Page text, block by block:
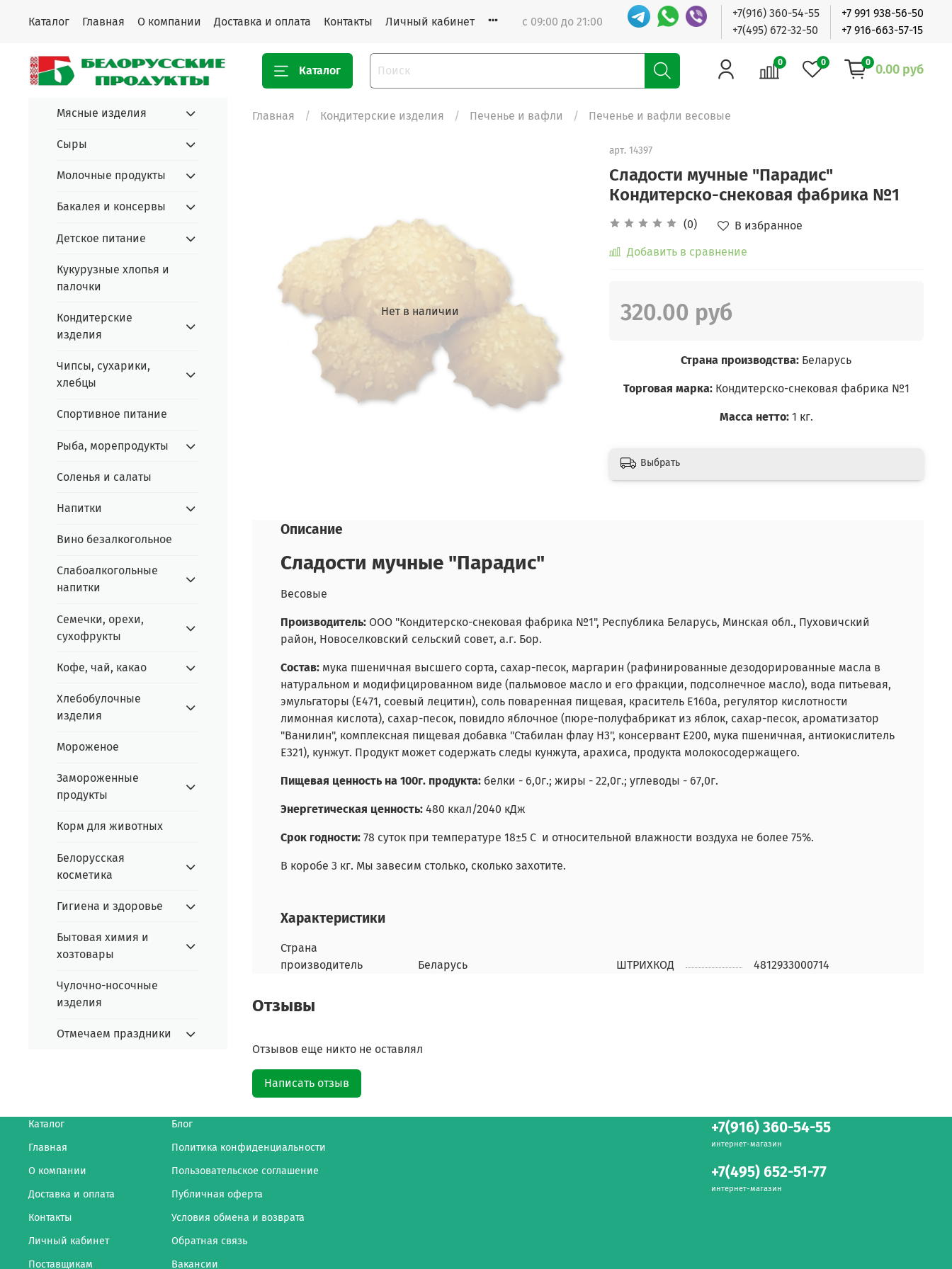
Каталог Главная О компании Доставка и оплата Контакты Личный кабинет с 09:00 до 21:00
+7(916) 360-54-55
+7(495) 672-32-50
+7 991 938-56-50
+7 916-663-57-15
Каталог
0 0 0 0.00 руб
Главная Кондитерские изделия Печенье и вафли Печенье и вафли весовые
Нет в наличии
арт. 14397
Сладости мучные "Парадис"
Кондитерско-снековая фабрика №1
(0)
В избранное
Добавить в сравнение
320.00 руб
Страна производства: Беларусь
Торговая марка:Кондитерско-снековая фабрика №1
Масса нетто: 1 кг.
Выбрать
Описание
Сладости мучные "Парадис"
Весовые
Производитель:ООО "Кондитерско-снековая фабрика №1", Республика Беларусь, Минская обл., Пуховичский
район, Новоселковский сельский совет, а.г. Бор.
Состав:мука пшеничная высшего сорта, сахар-песок, маргарин (рафинированные дезодорированные масла в
натуральном и модифицированном виде (пальмовое масло и его фракции, подсолнечное масло), вода питьевая,
эмульгаторы (Е471, соевый лецитин), соль поваренная пищевая, краситель Е160а, регулятор кислотности
лимонная кислота), сахар-песок, повидло яблочное (пюре-полуфабрикат из яблок, сахар-песок, ароматизатор
"Ванилин", комплексная пищевая добавка "Стабилан флау Н3", консервант Е200, мука пшеничная, антиокислитель
Е321), кунжут. Продукт может содержать следы кунжута, арахиса, продукта молокосодержащего.
Пищевая ценность на 100г. продукта: белки - 6,0г.; жиры - 22,0г.; углеводы - 67,0г.
Энергетическая ценность: 480 ккал/2040 кДж
Срок годности: 78 суток при температуре 18±5 Си относительной влажности воздуха не более 75%.
В коробе 3 кг. Мы завесим столько, сколько захотите.
Характеристики
Страна
производитель
Беларусь ШТРИХКОД 4812933000714
Отзывы
Отзывов еще никто не оставлял
Написать отзыв
Мясные изделия
Сыры
Молочные продукты
Бакалея и консервы
Детское питание
Кукурузные хлопья и
палочки
Кондитерские
изделия
Чипсы, сухарики,
хлебцы
Спортивное питание
Рыба, морепродукты
Соленья и салаты
Напитки
Вино безалкогольное
Слабоалкогольные
напитки
Семечки, орехи,
сухофрукты
Кофе, чай, какао
Хлебобулочные
изделия
Мороженое
Замороженные
продукты
Корм для животных
Белорусская
косметика
Гигиена и здоровье
Бытовая химия и
хозтовары
Чулочно-носочные
изделия
Отмечаем праздники
Каталог
Главная
О компании
Доставка и оплата
Контакты
Личный кабинет
Поставщикам
Блог
Политика конфиденциальности
Пользовательское соглашение
Публичная оферта
Условия обмена и возврата
Обратная связь
Вакансии
+7(916) 360-54-55
интернет-магазин
+7(495) 652-51-77
интернет-магазин